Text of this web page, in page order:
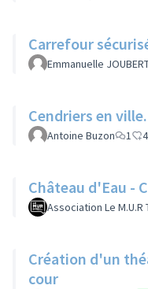
Carrefour
Emmanuelle
Cendriers en ville.
Antoine Buzon 1 4
Château d'Eau -
Association Le M.U.R
Création d'un
cour